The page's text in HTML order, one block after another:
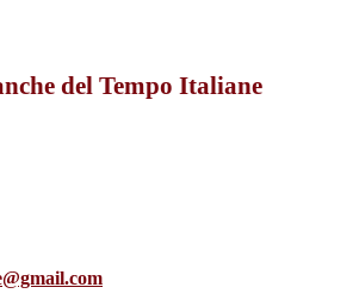
del Tempo Italiane